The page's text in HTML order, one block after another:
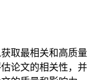
取最相关和高质量
论文的相关性，并